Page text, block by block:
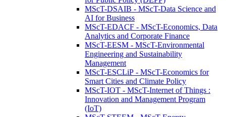
MScT-DSAIB - MScT-Data Science and
AI for Business
MScT-EDACF - MScT-Economics, Data
Analytics and Corporate Finance
MScT-EESM - MScT-Environmental
Engineering and Sustainability
Management
MScT-ESCLiP - MScT-Economics for
Smart Cities and Climate Policy
MScT-IOT - MScT-Internet of Things :
Innovation and Management Program
(IoT)